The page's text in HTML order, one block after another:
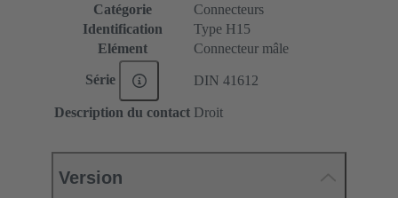
Catégorie
Connecteurs
Identification
Type H15
Elément
Connecteur mâle
Série DIN 41612
Description du contact Droit
Version